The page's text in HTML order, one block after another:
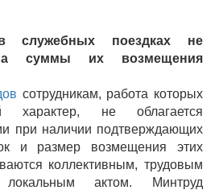
служебных поездках не
суммы их возмещения
сотрудникам, работа которых
характер, не облагается
при наличии подтверждающих
и размер возмещения этих
коллективным, трудовым
актом. Минтруд